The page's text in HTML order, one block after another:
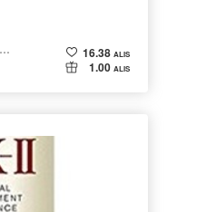
あんあん＠ピンクデビル『変態』
16.38 ALIS
1.00 ALIS